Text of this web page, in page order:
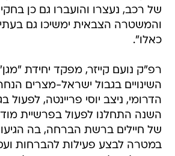
של רכב, נעצרו והועברו גם כן
והמשטרה הצבאית ימשיכו גם
כאלו".
רפ"ק נועם קייזר, מפקד יחידת
השינויים בגבול ישראל-מצרים
הדרומי, ניצב יוסי פריינטה, לפעול
השנה התחלנו לפעול בפרשיית
של חיילים ברשת הברחה, בה הגיעו
במטרה לבצע פעילות להברחות